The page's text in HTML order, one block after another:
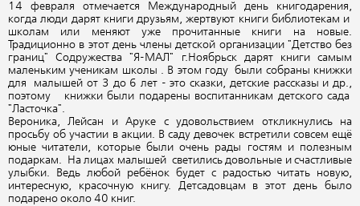
14 февраля отмечается Международный день книгодарения,
когда люди дарят книги друзьям, жертвуют книги библиотекам и
школам или меняют уже прочитанные книги на новые.
Традиционно в этот день члены детской организации "Детство без
границ" Содружества "Я-МАЛ" г.Ноябрьск дарят книги самым
маленьким ученикам школы . В этом году были собраны книжки
для малышей от 3 до 6 лет - это сказки, детские рассказы и др.,
поэтому книжки были подарены воспитанникам детского сада
"Ласточка".
Вероника, Лейсан и Аруке с удовольствием откликнулись на
просьбу об участии в акции. В саду девочек встретили совсем ещё
юные читатели, которые были очень рады гостям и полезным
подаркам. На лицах малышей светились довольные и счастливые
улыбки. Ведь любой ребёнок будет с радостью читать новую,
интересную, красочную книгу. Детсадовцам в этот день было
подарено около 40 книг.